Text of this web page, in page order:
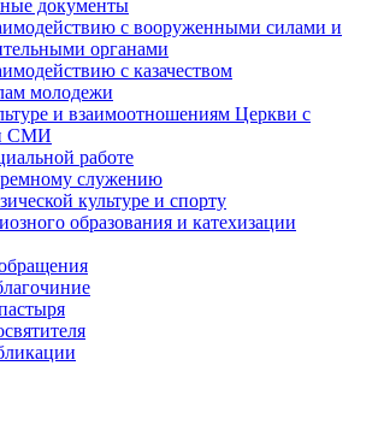
документы
с вооруженными силами и
органами
с казачеством
молодежи
и взаимоотношениям Церкви с
СМИ
работе
служению
культуре и спорту
образования и катехизации